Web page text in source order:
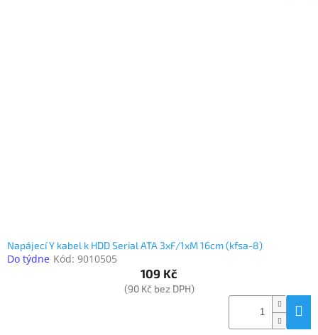
Napájecí Y kabel k HDD Serial ATA 3xF/1xM 16cm (kfsa-8)
Do týdne Kód: 9010505
109 Kč
(90 Kč bez DPH)